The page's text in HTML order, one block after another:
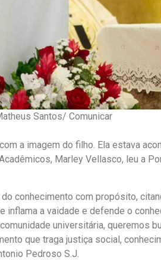
Santos/ Comunicar
a imagem do filho. Ela estava
Marley Vellasco, leu a
conhecimento com propósito,
inflama a vaidade e defende o
universitária, queremos
que traga justiça social,
Pedroso S.J.